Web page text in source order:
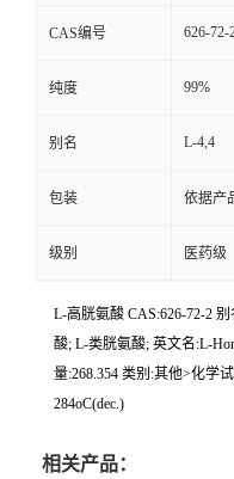
CAS编号 626-72-
纯度 99%
别名 L-4,4
包装 依据产
级别 医药级
L-高胱氨酸 CAS:626-72-2
酸; L-类胱氨酸; 英文名:L-
量:268.354 类别:其他>化学
284oC(dec.)
相关产品：